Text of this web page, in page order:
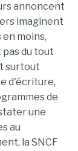
annoncent
imaginent
moins,
pas du tout
surtout
d'écriture,
de
une
au
la SNCF